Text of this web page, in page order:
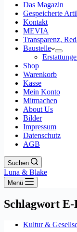
Das Magazin
Gespeicherte
Kontakt
MEVIA
Transparenz,
Baustelle
Shop
Warenkorb
Kasse
Mein Konto
Mitmachen
About Us
Bilder
Impressum
Datenschutz
AGB
Suchen
Luna & Blake
Menü
Schlagwort E-
Kultur &